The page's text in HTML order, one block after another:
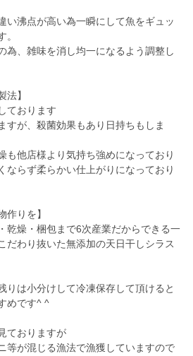
い沸点が高い為一瞬にして魚をギュッ
。
為、雑味を消し均一になるよう調整し
法】
ております
すが、殺菌効果もあり日持ちもしま
も他店様より気持ち強めになっており
ならず柔らかい仕上がりになっており
作りを】
乾燥・梱包まで6次産業だからできる一
だわり抜いた無添加の天日干しシラス
りは小分けして冷凍保存して頂けると
めです^ ^
ておりますが
等が混じる漁法で漁獲していますので